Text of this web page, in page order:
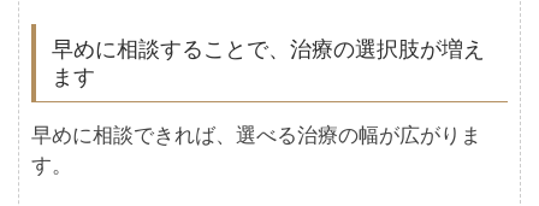
早めに相談することで、治療の選択肢が増え
ます
早めに相談できれば、選べる治療の幅が広がりま
す。